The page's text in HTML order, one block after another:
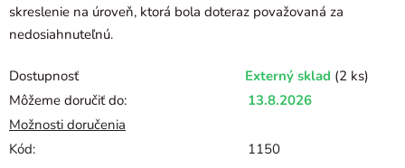
skreslenie na úroveň, ktorá bola doteraz považovaná za
nedosiahnuteľnú.
Dostupnosť Externý sklad (2 ks)
Môžeme doručiť do:
13.8.2026
Možnosti doručenia
Kód:
1150